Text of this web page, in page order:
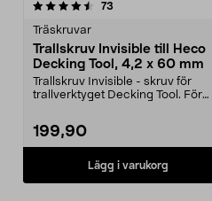
73
Träskruvar
Trallskruv Invisible till Heco
Decking Tool, 4,2 x 60 mm
Trallskruv Invisible - skruv för
trallverktyget Decking Tool. För
199,90
Lägg i varukorg